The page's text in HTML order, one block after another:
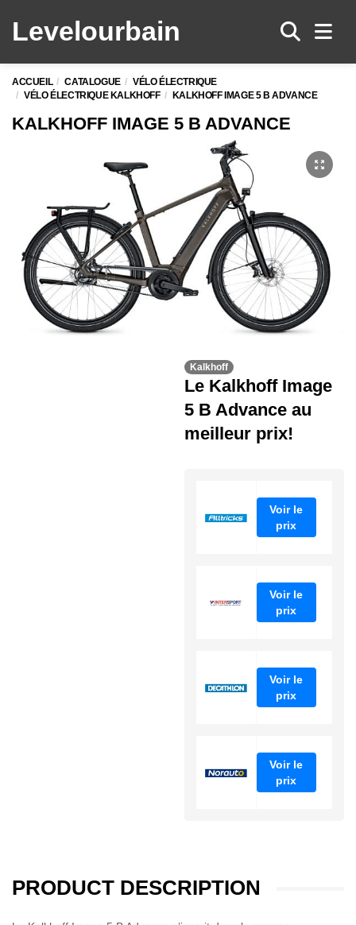
Levelourbain
ACCUEIL CATALOGUE
VÉLO ÉLECTRIQUE
VÉLO ÉLECTRIQUE KALKHOFF
KALKHOFF IMAGE 5 B ADVANCE
KALKHOFF IMAGE 5 B ADVANCE
Kalkhoff
Le Kalkhoff Image
5 B Advance au
meilleur prix!
Voir le
prix
Voir le
prix
Voir le
prix
Voir le
prix
PRODUCT DESCRIPTION